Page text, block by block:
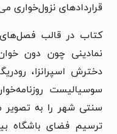
قراردادهای نزول‌خواری
کتاب در قالب
نمادینی چون دون
دخترش اسپرانزا،
سوسیالیست
سنتی شهر را به تصویر
ترسیم فضای باشگاه